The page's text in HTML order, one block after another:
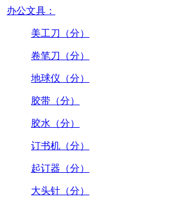
办公文具：
美工刀（分）
卷笔刀（分）
地球仪（分）
胶带（分）
胶水（分）
订书机（分）
起订器（分）
大头针（分）